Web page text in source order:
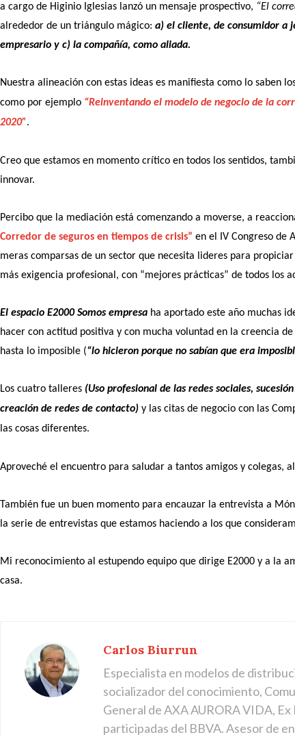
a cargo de Higinio Iglesias lanzó un mensaje prospectivo, “El
alrededor de un triángulo mágico: a) el cliente, de consumidor a
empresario y c) la compañía, como aliada.
Nuestra alineación con estas ideas es manifiesta como lo saben
como por ejemplo “Reinventando el modelo de negocio de la
2020”.
Creo que estamos en momento crítico en todos los sentidos,
innovar.
Percibo que la mediación está comenzando a moverse, a
Corredor de seguros en tiempos de crisis” en el IV Congreso de
meras comparsas de un sector que necesita lideres para
más exigencia profesional, con “mejores prácticas” de todos los
El espacio E2000 Somos empresa ha aportado este año muchas
hacer con actitud positiva y con mucha voluntad en la creencia
hasta lo imposible (“lo hicieron porque no sabían que era
Los cuatro talleres (Uso profesional de las redes sociales,
creación de redes de contacto) y las citas de negocio con las
las cosas diferentes.
Aproveché el encuentro para saludar a tantos amigos y colegas,
También fue un buen momento para encauzar la entrevista a
la serie de entrevistas que estamos haciendo a los que
Mi reconocimiento al estupendo equipo que dirige E2000 y a la
casa.
Carlos Biurrun
Especialista en modelos de
socializador del conocimiento,
General de AXA AURORA VIDA,
participadas del BBVA. Asesor de